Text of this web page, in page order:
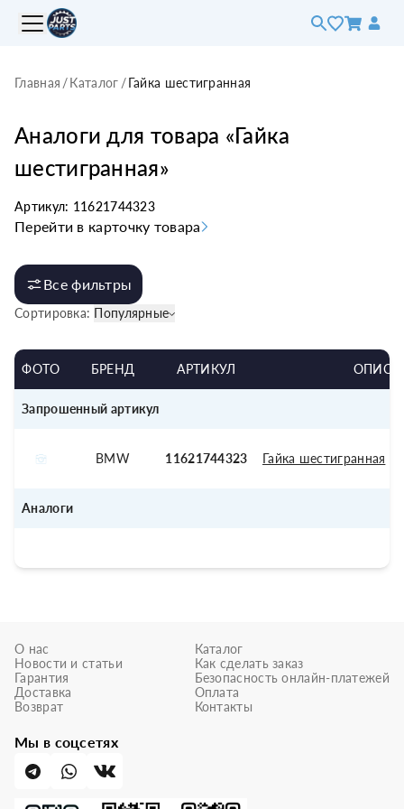
Главная /Каталог /Гайка шестигранная
Аналоги для товара «Гайка
шестигранная»
Артикул: 11621744323
Перейти в карточку товара
Все фильтры
Сортировка: Популярные
ФОТО БРЕНД АРТИКУЛ
Запрошенный артикул
BMW 11621744323 Гайка шестигранная
Аналоги
О нас
Новости и статьи
Гарантия
Доставка
Возврат
Каталог
Как сделать заказ
Безопасность онлайн-платежей
Оплата
Контакты
Мы в соцсетях